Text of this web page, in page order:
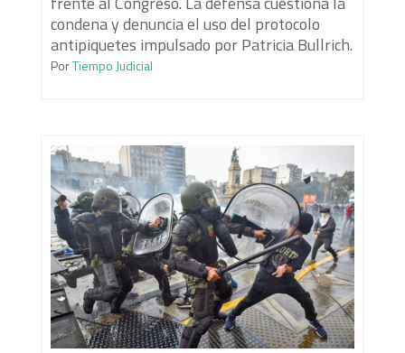
condena y denuncia el uso del protocolo
antipiquetes impulsado por Patricia Bullrich.
PorTiempo Judicial